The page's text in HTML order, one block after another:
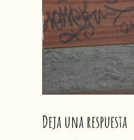
Deja una respuesta